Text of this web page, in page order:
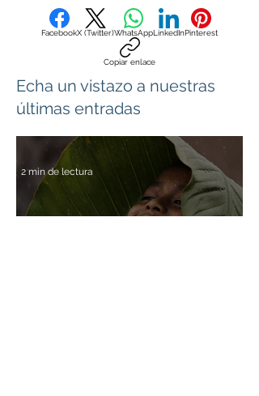
FacebookX (Twitter)WhatsAppLinkedInPinterest
Copiar enlace
Echa un vistazo a nuestras
últimas entradas
2 min de lectura